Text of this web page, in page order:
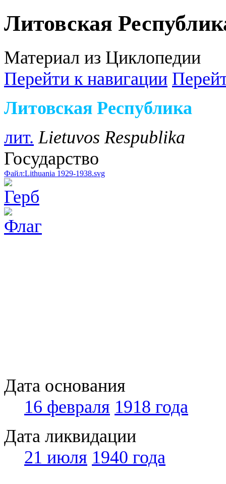
Литовская
Материал из Циклопедии
Перейти к навигации
Литовская Республика
лит. Lietuvos Respublika
Государство
Файл:Lithuania 1929-1938.svg
Дата основания
16 февраля 1918 года
Дата ликвидации
21 июля 1940 года